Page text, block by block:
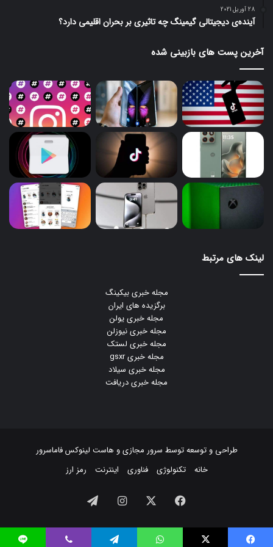
28 آوریل 2021
آینده‌ی دیجیتالی گیمینگ چه تاثیری بر بحران اقلیمی دارد؟
آخرین پست های بازبینی شده
لینک های مرتبط
مجله خبری بیکینگ
برگزیده های ایران
مجله خبری یولن
مجله خبری نیوزلن
مجله خبری لستک
مجله خبری gsxr
مجله خبری سیلاد
مجله خبری دریافت
طراحی و توسعه توسط سرور مجازیو هاست لینوکسفاماسرور
خانه
تکنولوژی فناوری اینترنت رمز ارز
فیسبوک ایکس اینستاگرام